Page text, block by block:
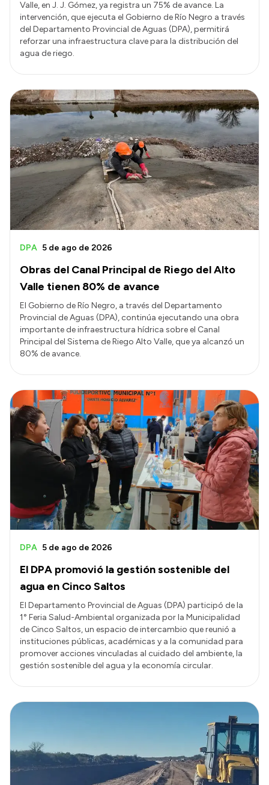
Valle, en J. J. Gómez, ya registra un 75% de avance. La
intervención, que ejecuta el Gobierno de Río Negro a través
del Departamento Provincial de Aguas (DPA), permitirá
reforzar una infraestructura clave para la distribución del
agua de riego.
Obras del Canal Principal de Riego del Alto
Valle tienen 80% de avance
DPA 5 de ago de 2026
El Gobierno de Río Negro, a través del Departamento
Provincial de Aguas (DPA), continúa ejecutando una obra
importante de infraestructura hídrica sobre el Canal
Principal del Sistema de Riego Alto Valle, que ya alcanzó un
80% de avance.
El DPA promovió la gestión sostenible del
agua en Cinco Saltos
DPA 5 de ago de 2026
El Departamento Provincial de Aguas (DPA) participó de la
1° Feria Salud-Ambiental organizada por la Municipalidad
de Cinco Saltos, un espacio de intercambio que reunió a
instituciones públicas, académicas y a la comunidad para
promover acciones vinculadas al cuidado del ambiente, la
gestión sostenible del agua y la economía circular.